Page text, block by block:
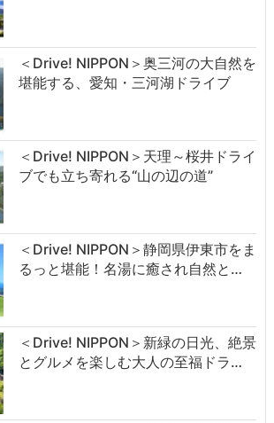
＜Drive! NIPPON＞奥三河の大自然を
堪能する、愛知・三河湖ドライブ
＜Drive! NIPPON＞天理～桜井ドライ
ブでも立ち寄れる“山の辺の道”
＜Drive! NIPPON＞静岡県伊東市をま
るっと堪能！名湯に癒され自然と…
＜Drive! NIPPON＞新緑の日光、絶景
とグルメを楽しむ大人の至福ドラ…